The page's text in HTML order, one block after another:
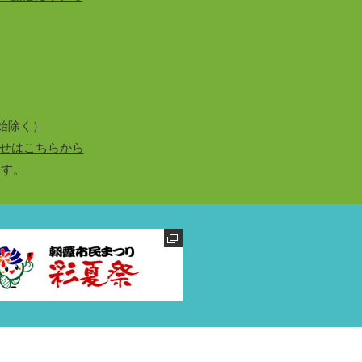
く）
はこちらから
。